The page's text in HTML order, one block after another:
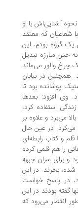
با او
که معتقد
بودم، این
تبدیل
می‌ماند
در بیابان
بود تا
بعدها
کرد،
و علاوه بر
در عین حال
رابطه‌ای
قلمی کرده
سران جبهه
در این
خواست
در این
می‌رود که